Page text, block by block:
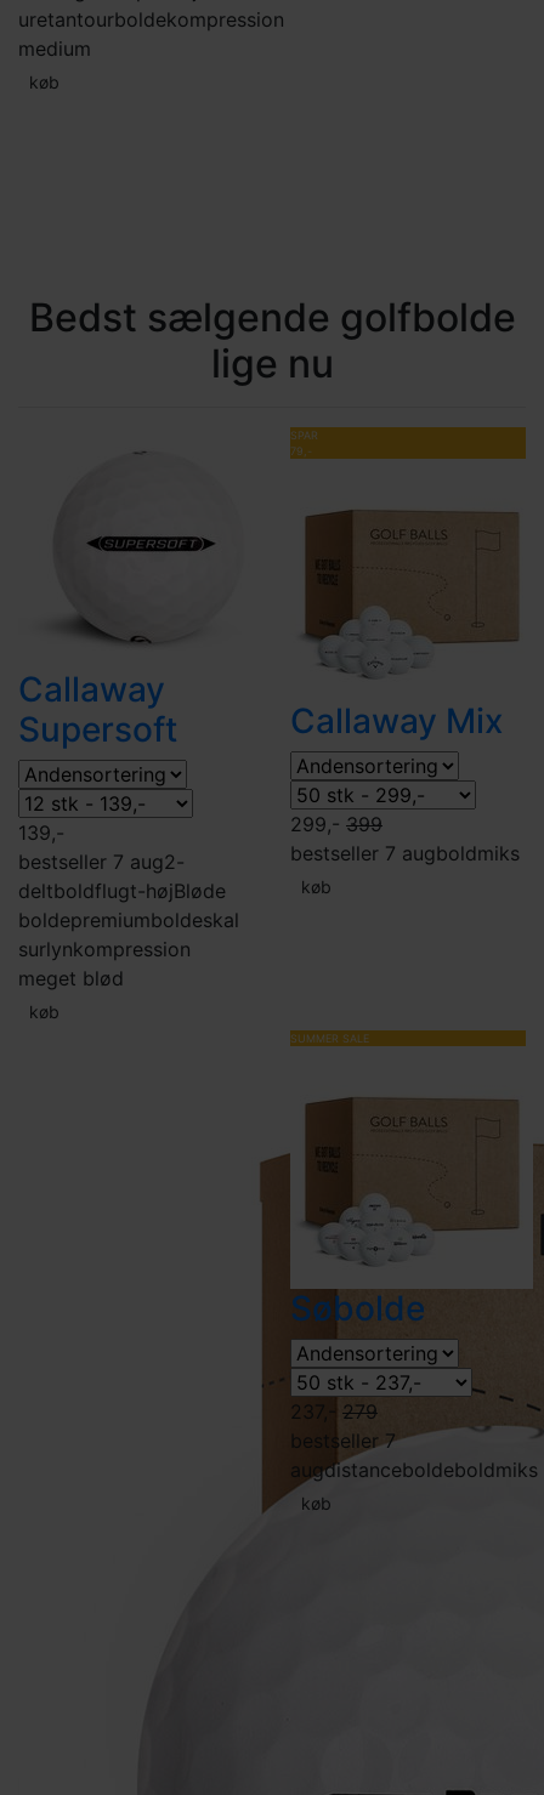
uretantourboldekompression
medium
køb
Bedst sælgende golfbolde
lige nu
Callaway
Supersoft
139,-
bestseller 7 aug2-
deltboldflugt-højBløde
boldepremiumboldeskal
surlynkompression
meget blød
køb
SPAR
79,-
Callaway Mix
299,- 399
bestseller 7 augboldmiks
køb
SUMMER SALE
Søbolde
237,- 279
bestseller 7
augdistanceboldeboldmiks
køb